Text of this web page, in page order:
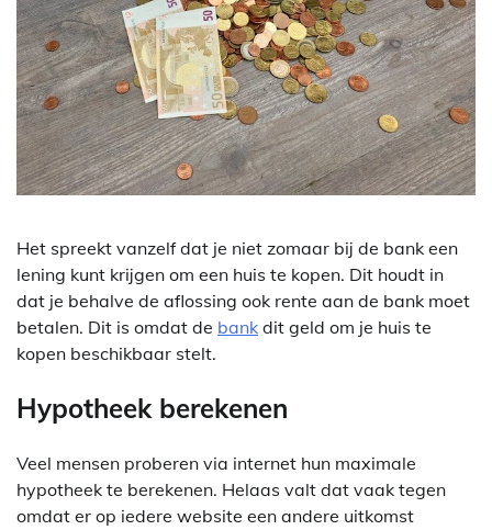
Het spreekt vanzelf dat je niet zomaar bij de bank een
lening kunt krijgen om een huis te kopen. Dit houdt in
dat je behalve de aflossing ook rente aan de bank moet
betalen. Dit is omdat de bank dit geld om je huis te
kopen beschikbaar stelt.
Hypotheek berekenen
Veel mensen proberen via internet hun maximale
hypotheek te berekenen. Helaas valt dat vaak tegen
omdat er op iedere website een andere uitkomst